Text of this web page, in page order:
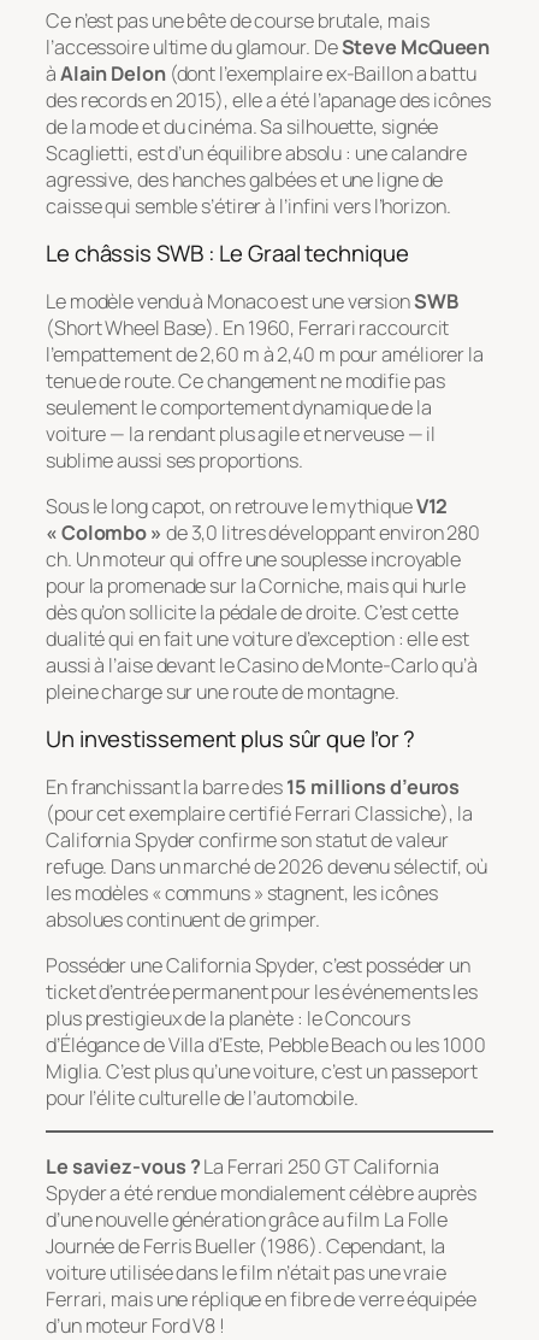
Ce n’est pas une bête de course brutale, mais
l’accessoire ultime du glamour. DeSteve McQueen
àAlain Delon(dont l’exemplaire ex-Baillon a battu
des records en 2015), elle a été l’apanage des icônes
de la mode et du cinéma. Sa silhouette, signée
Scaglietti, est d’un équilibre absolu : une calandre
agressive, des hanches galbées et une ligne de
caisse qui semble s’étirer à l’infini vers l’horizon.
Le châssis SWB : Le Graal technique
Le modèle vendu à Monaco est une versionSWB
(Short Wheel Base). En 1960, Ferrari raccourcit
l’empattement de 2,60 m à 2,40 m pour améliorer la
tenue de route. Ce changement ne modifie pas
seulement le comportement dynamique de la
voiture — la rendant plus agile et nerveuse — il
sublime aussi ses proportions.
Sous le long capot, on retrouve le mythiqueV12
« Colombo » de 3,0 litres développant environ 280
ch. Un moteur qui offre une souplesse incroyable
pour la promenade sur la Corniche, mais qui hurle
dès qu’on sollicite la pédale de droite. C’est cette
dualité qui en fait une voiture d’exception : elle est
aussi à l’aise devant le Casino de Monte-Carlo qu’à
pleine charge sur une route de montagne.
Un investissement plus sûr que l’or ?
En franchissant la barre des15 millions d’euros
(pour cet exemplaire certifiéFerrari Classiche), la
California Spyder confirme son statut de valeur
refuge. Dans un marché de 2026 devenu sélectif, où
les modèles « communs » stagnent, les icônes
absolues continuent de grimper.
Posséder une California Spyder, c’est posséder un
ticket d’entrée permanent pour les événements les
plus prestigieux de la planète : le Concours
d’Élégance de Villa d’Este, Pebble Beach ou les 1000
Miglia. C’est plus qu’une voiture, c’est un passeport
pour l’élite culturelle de l’automobile.
Le saviez-vous ?La Ferrari 250 GT California
Spyder a été rendue mondialement célèbre auprès
d’une nouvelle génération grâce au film La Folle
Journée de Ferris Bueller(1986). Cependant, la
voiture utilisée dans le film n’était pas une vraie
Ferrari, mais une réplique en fibre de verre équipée
d’un moteur Ford V8 !